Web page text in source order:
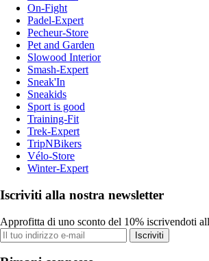
On-Fight
Padel-Expert
Pecheur-Store
Pet and Garden
Slowood Interior
Smash-Expert
Sneak'In
Sneakids
Sport is good
Training-Fit
Trek-Expert
TripNBikers
Vélo-Store
Winter-Expert
Iscriviti alla nostra newsletter
Approfitta di uno sconto del 10% iscrivendoti
Iscriviti